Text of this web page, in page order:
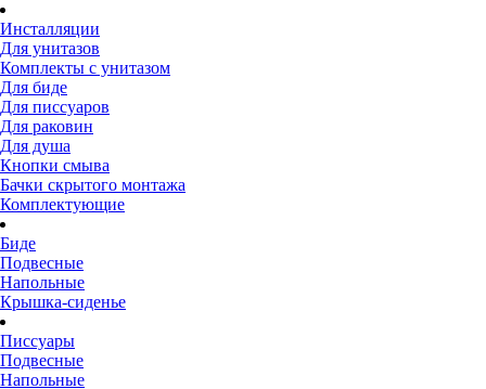
Инсталляции
Для унитазов
Комплекты с унитазом
Для биде
Для писсуаров
Для раковин
Для душа
Кнопки смыва
Бачки скрытого монтажа
Комплектующие
Биде
Подвесные
Напольные
Крышка-сиденье
Писсуары
Подвесные
Напольные